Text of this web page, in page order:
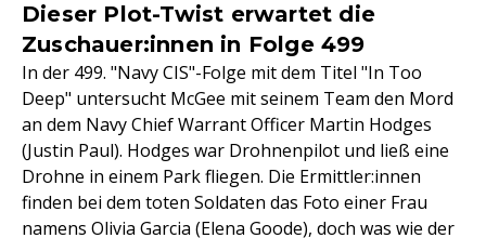
Dieser Plot-Twist erwartet die
Zuschauer:innen in Folge 499
In der 499. "Navy CIS"-Folge mit dem Titel "In Too
Deep" untersucht McGee mit seinem Team den Mord
an dem Navy Chief Warrant Officer Martin Hodges
(Justin Paul). Hodges war Drohnenpilot und ließ eine
Drohne in einem Park fliegen. Die Ermittler:innen
finden bei dem toten Soldaten das Foto einer Frau
namens Olivia Garcia (Elena Goode), doch was wie der